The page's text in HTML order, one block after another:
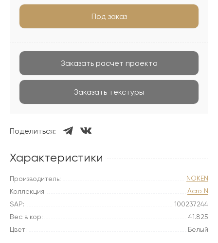
Под заказ
Заказать расчет проекта
Заказать текстуры
Поделиться:
Характеристики
Производитель:
NOKEN
Коллекция:
Acro N
SAP:
100237244
Вес в кор:
41.825
Цвет:
Белый